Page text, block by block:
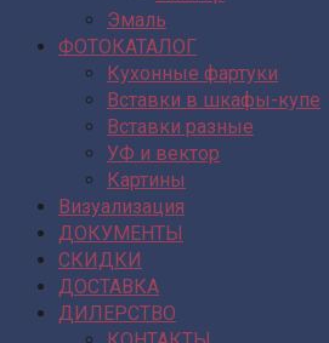
Эмаль
ФОТОКАТАЛОГ
Кухонные фартуки
Вставки в шкафы-купе
Вставки разные
УФ и вектор
Картины
Визуализация
ДОКУМЕНТЫ
СКИДКИ
ДОСТАВКА
ДИЛЕРСТВО